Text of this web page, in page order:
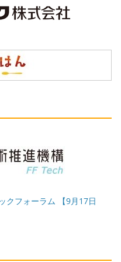
クフォーラム 【9月17日